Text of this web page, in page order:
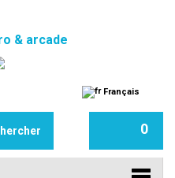
& arcade
Français
0